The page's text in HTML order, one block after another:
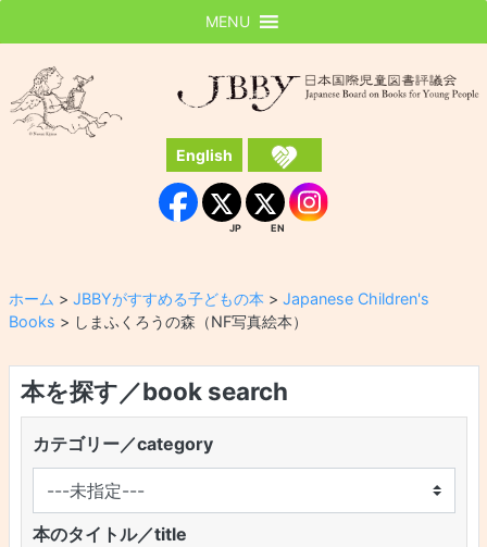
JBBY
English
Facebook
JP
JP
EN
EN Instagram
MENU
ホーム > JBBYがすすめる子どもの本 > Japanese Children's
Books > しまふくろうの森（NF写真絵本）
本を探す／book search
カテゴリー／category
本のタイトル／title